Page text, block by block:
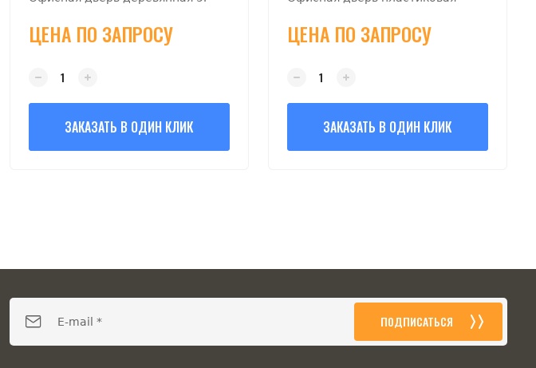
ЦЕНА ПО ЗАПРОСУ
ЗАКАЗАТЬ В ОДИН КЛИК
ЦЕНА ПО ЗАПРОСУ
ЗАКАЗАТЬ В ОДИН КЛИК
ПОДПИСАТЬСЯ